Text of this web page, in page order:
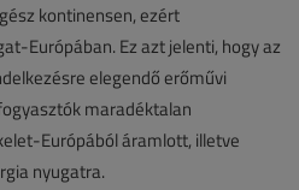
kontinensen, ezért
Európában. Ez azt jelenti, hogy az
elegendő erőművi
maradéktalan
Európából áramlott, illetve
nyugatra.